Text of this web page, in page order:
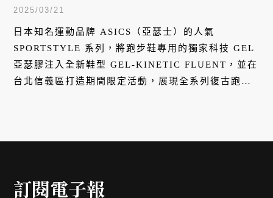
2025/03/21
日本知名運動品牌 ASICS（亞瑟士）的人氣
SPORTSTYLE 系列，將跑步鞋專用的獨家科技 GEL
亞瑟膠注入全新鞋型 GEL-KINETIC FLUENT，並在
台北信義區打造期間限定活動，展現全系列復古跑
訂閱電子報